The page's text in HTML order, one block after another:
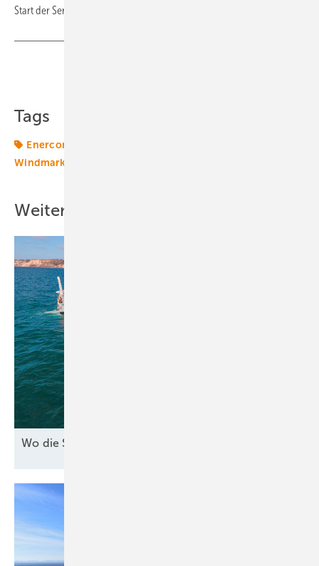
Start der Serienfertigung für 2024 vorgesehen. (nw)
Tags
Enercon
Windmarkt
Weitere Inhalte
Wo die See den Strom